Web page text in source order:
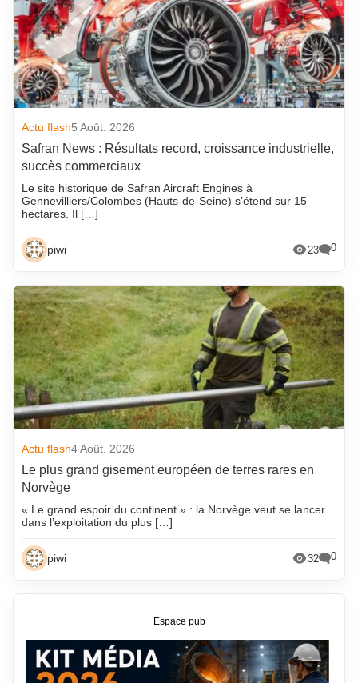
Actu flash5 Août. 2026
Safran News : Résultats record, croissance industrielle,
succès commerciaux
Le site historique de Safran Aircraft Engines à
Gennevilliers/Colombes (Hauts-de-Seine) s’étend sur 15
hectares. Il […]
piwi 23 0
Actu flash4 Août. 2026
Le plus grand gisement européen de terres rares en
Norvège
« Le grand espoir du continent » : la Norvège veut se lancer
dans l’exploitation du plus […]
piwi 32 0
Espace pub